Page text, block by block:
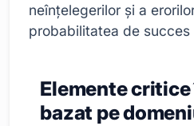
neînțelegerilor și a
probabilitatea de succes
Elemente
bazat pe